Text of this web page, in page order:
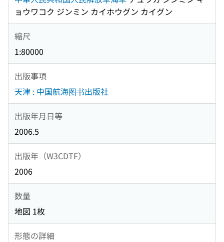
ョウワコク ジンミン カイホウグン カイグン
縮尺
1:80000
出版事項
天津 : 中国航海图书出版社
出版年月日等
2006.5
出版年（W3CDTF）
2006
数量
地図 1枚
形態の詳細